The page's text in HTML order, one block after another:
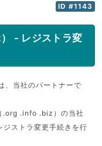
ID #1143
- レジストラ変
当社のパートナーで
.org .info .biz）の当社
ストラ変更手続きを行